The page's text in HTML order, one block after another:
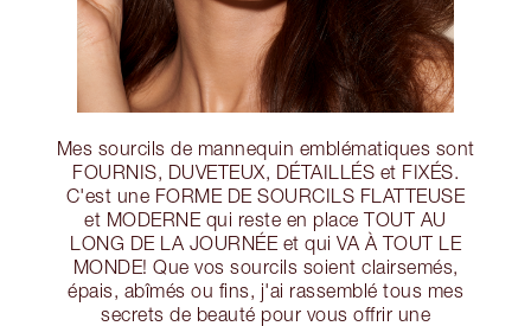
Mes sourcils de mannequin emblématiques sont
FOURNIS, DUVETEUX, DÉTAILLÉS et FIXÉS.
C'est une FORME DE SOURCILS FLATTEUSE
et MODERNE qui reste en place TOUT AU
LONG DE LA JOURNÉE et qui VA À TOUT LE
MONDE! Que vos sourcils soient clairsemés,
épais, abîmés ou fins, j'ai rassemblé tous mes
secrets de beauté pour vous offrir une